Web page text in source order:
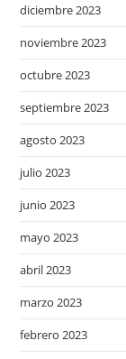
diciembre 2023
noviembre 2023
octubre 2023
septiembre 2023
agosto 2023
julio 2023
junio 2023
mayo 2023
abril 2023
marzo 2023
febrero 2023